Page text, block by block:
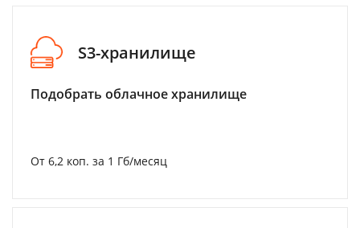
S3-хранилище
Подобрать облачное хранилище
От 6,2 коп. за 1 Гб/месяц